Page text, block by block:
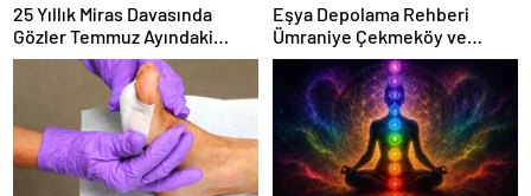
25 Yıllık Miras Davasında
Gözler Temmuz Ayındaki
Karar Duruşmasına Çevrildi
Eşya Depolama Rehberi
Ümraniye Çekmeköy ve
Kadıköy